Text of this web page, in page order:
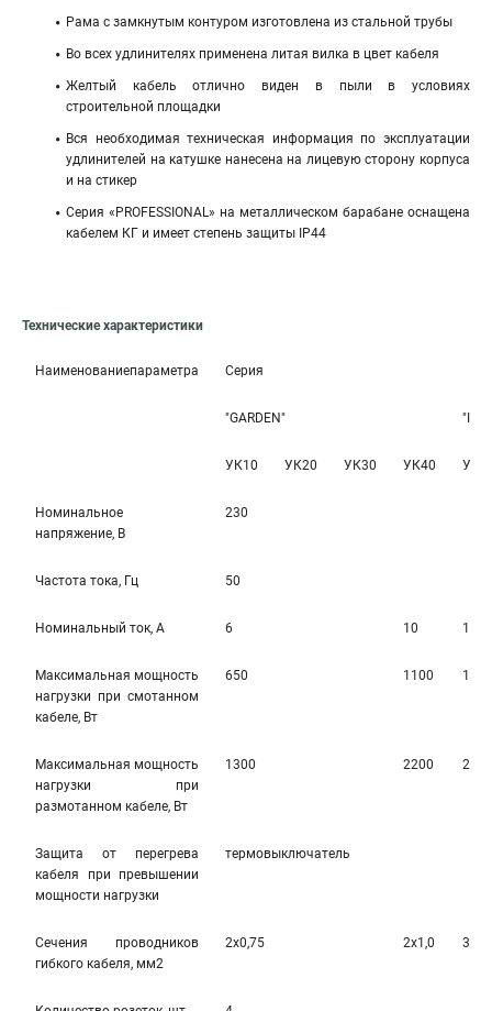
Рама с замкнутым контуром изготовлена из стальной трубы
Во всех удлинителях применена литая вилка в цвет кабеля
Желтый кабель отлично виден в пыли в условиях
строительной площадки
Вся необходимая техническая информация по эксплуатации
удлинителей на катушке нанесена на лицевую сторону корпуса
и на стикер
Серия «PROFESSIONAL» на металлическом барабане оснащена
кабелем КГ и имеет степень защиты IP44
Технические характеристики
Наименованиепараметра Серия
"GARDEN"
УК10 УК20 УК30 УК40
Номинальное
напряжение, В
230
Частота тока, Гц 50
Номинальный ток, А 6 10 10
Максимальная мощность
нагрузки при смотанном
кабеле, Вт
650 1100 1100
Максимальная мощность
нагрузки при
размотанном кабеле, Вт
1300 2200 2200
Защита от перегрева
кабеля при превышении
мощности нагрузки
термовыключатель
Сечения проводников
гибкого кабеля, мм2
2х0,75 2х1,0